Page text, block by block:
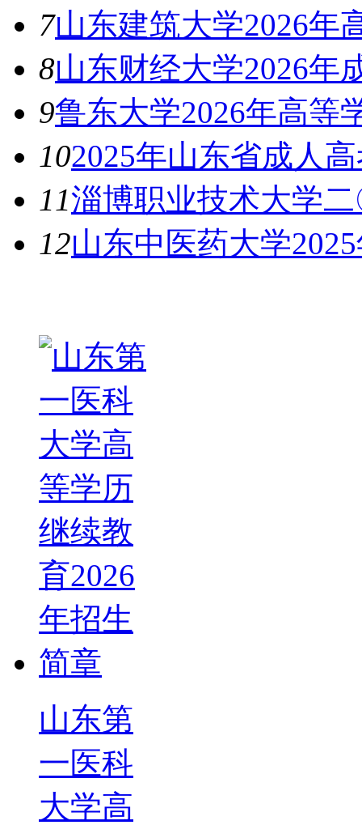
7山东建筑大学2026年
8山东财经大学2026年
9鲁东大学2026年高等
102025年山东省成人
11淄博职业技术大学
12山东中医药大学
山东第
一医科
大学高